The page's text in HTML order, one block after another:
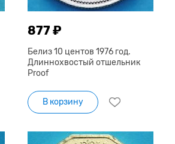
877 ₽
Белиз 10 центов 1976 год.
Длиннохвостый отшельник
Proof
В корзину